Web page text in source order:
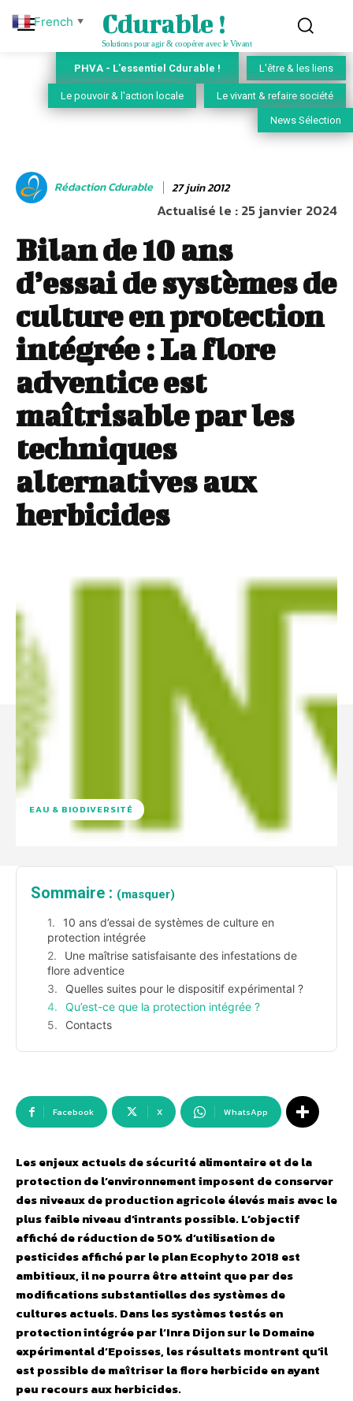
Cdurable !
Solutions pour agir & coopérer avec le Vivant
PHVA - L'essentiel Cdurable ! L'être & les liens
Le pouvoir & l'action locale Le vivant & refaire société
News Sélection
Rédaction Cdurable 27 juin 2012
Actualisé le :25 janvier 2024
Bilan de 10 ans
d’essai de systèmes de
culture en protection
intégrée : La flore
adventice est
maîtrisable par les
techniques
alternatives aux
herbicides
EAU & BIODIVERSITÉ
Sommaire : (masquer)
10 ans d’essai de systèmes de culture en
protection intégrée
Une maîtrise satisfaisante des infestations de
flore adventice
Quelles suites pour le dispositif expérimental ?
Qu’est-ce que la protection intégrée ?
Contacts
Facebook X WhatsApp
Les enjeux actuels de sécurité alimentaire et de la
protection de l’environnement imposent de conserver
des niveaux de production agricole élevés mais avec le
plus faible niveau d’intrants possible. L’objectif
affiché de réduction de 50% d’utilisation de
pesticides affiché par le plan Ecophyto 2018 est
ambitieux, il ne pourra être atteint que par des
modifications substantielles des systèmes de
cultures actuels. Dans les systèmes testés en
protection intégrée par l’Inra Dijon sur le Domaine
expérimental d’Epoisses, les résultats montrent qu’il
est possible de maîtriser la flore herbicide en ayant
peu recours aux herbicides.
French ▼